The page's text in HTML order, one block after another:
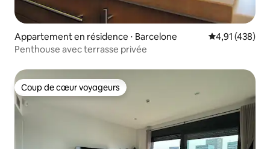
Appartement en résidence ⋅ Barcelone Évaluation
4,91 (438)
Penthouse avec terrasse privée
Coup de cœur voyageurs
Coup de cœur voyageurs